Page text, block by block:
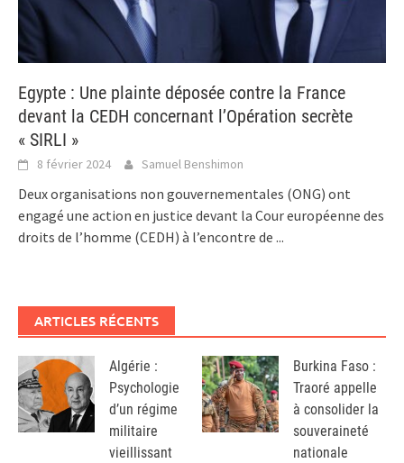
Egypte : Une plainte déposée contre la France
devant la CEDH concernant l’Opération secrète
« SIRLI »
8 février 2024 Samuel Benshimon
Deux organisations non gouvernementales (ONG) ont
engagé une action en justice devant la Cour européenne des
droits de l’homme (CEDH) à l’encontre de ...
ARTICLES RÉCENTS
Algérie :
Psychologie
d’un régime
militaire
vieillissant
Burkina Faso :
Traoré appelle
à consolider la
souveraineté
nationale